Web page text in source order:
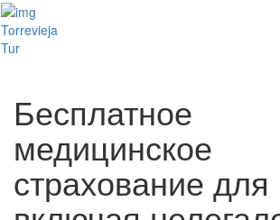
Torrevieja
Tur
Бесплатное
медицинское
страхование для